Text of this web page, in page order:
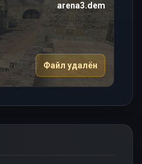
arena3.dem
Файл удалён